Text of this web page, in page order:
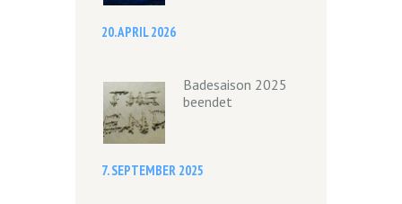
20. APRIL 2026
Badesaison 2025
beendet
7. SEPTEMBER 2025